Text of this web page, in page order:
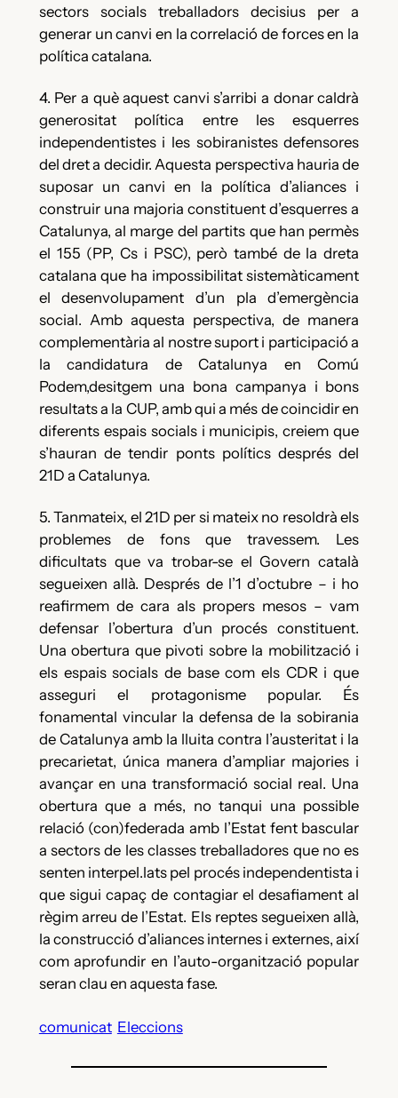
sectors socials treballadors decisius per a
generar un canvi en la correlació de forces en la
política catalana.
4. Per a què aquest canvi s’arribi a donar caldrà
generositat política entre les esquerres
independentistes i les sobiranistes defensores
del dret a decidir. Aquesta perspectiva hauria de
suposar un canvi en la política d’aliances i
construir una majoria constituent d’esquerres a
Catalunya, al marge del partits que han permès
el 155 (PP, Cs i PSC), però també de la dreta
catalana que ha impossibilitat sistemàticament
el desenvolupament d’un pla d’emergència
social. Amb aquesta perspectiva, de manera
complementària al nostre suport i participació a
la candidatura de Catalunya en Comú
Podem,desitgem una bona campanya i bons
resultats a la CUP, amb qui a més de coincidir en
diferents espais socials i municipis, creiem que
s’hauran de tendir ponts polítics després del
21D a Catalunya.
5. Tanmateix, el 21D per si mateix no resoldrà els
problemes de fons que travessem. Les
dificultats que va trobar-se el Govern català
segueixen allà. Després de l’1 d’octubre – i ho
reafirmem de cara als propers mesos – vam
defensar l’obertura d’un procés constituent.
Una obertura que pivoti sobre la mobilització i
els espais socials de base com els CDR i que
asseguri el protagonisme popular. És
fonamental vincular la defensa de la sobirania
de Catalunya amb la lluita contra l’austeritat i la
precarietat, única manera d’ampliar majories i
avançar en una transformació social real. Una
obertura que a més, no tanqui una possible
relació (con)federada amb l’Estat fent bascular
a sectors de les classes treballadores que no es
senten interpel.lats pel procés independentista i
que sigui capaç de contagiar el desafiament al
règim arreu de l’Estat. Els reptes segueixen allà,
la construcció d’aliances internes i externes, així
com aprofundir en l’auto-organització popular
seran clau en aquesta fase.
comunicat Eleccions